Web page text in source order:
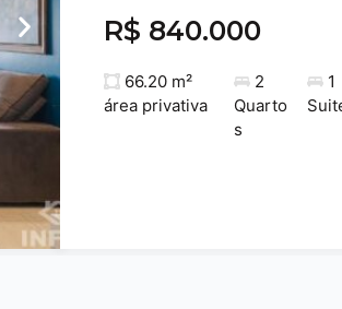
R$ 840.000
66.20 m²
área privativa
2
Quarto
s
1